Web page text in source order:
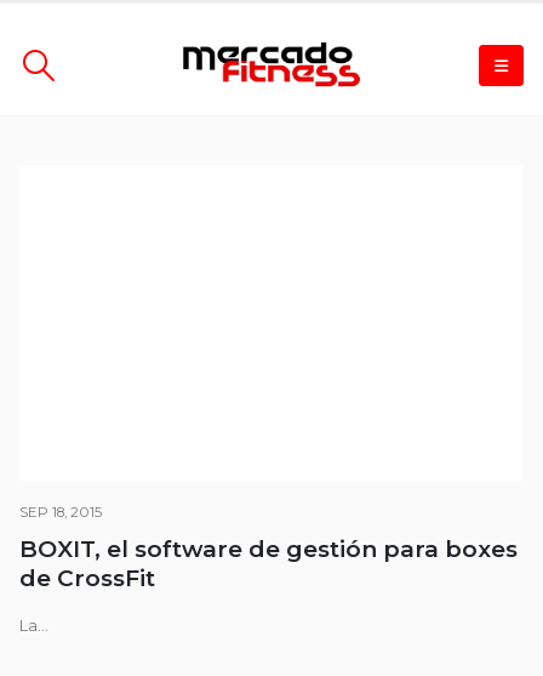
SEP 18, 2015
BOXIT, el software de gestión para boxes
de CrossFit
La...